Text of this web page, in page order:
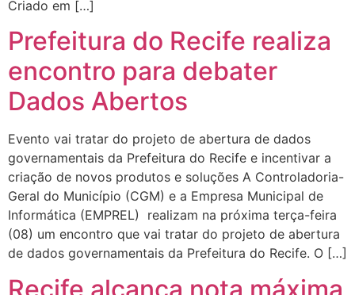
Criado em […]
Prefeitura do Recife realiza
encontro para debater
Dados Abertos
Evento vai tratar do projeto de abertura de dados
governamentais da Prefeitura do Recife e incentivar a
criação de novos produtos e soluções A Controladoria-
Geral do Município (CGM) e a Empresa Municipal de
Informática (EMPREL) realizam na próxima terça-feira
(08) um encontro que vai tratar do projeto de abertura
de dados governamentais da Prefeitura do Recife. O […]